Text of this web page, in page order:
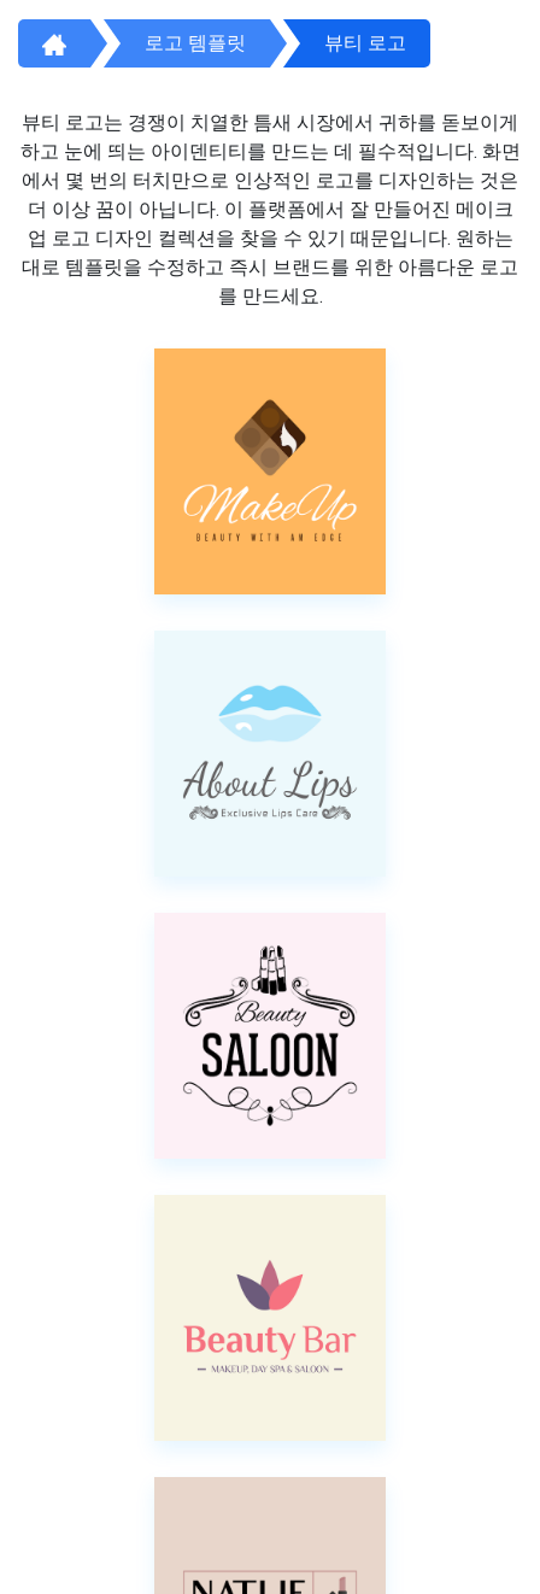
로고 템플릿 뷰티 로고
뷰티 로고는 경쟁이 치열한 틈새 시장에서 귀하를 돋보이게
하고 눈에 띄는 아이덴티티를 만드는 데 필수적입니다. 화면
에서 몇 번의 터치만으로 인상적인 로고를 디자인하는 것은
더 이상 꿈이 아닙니다. 이 플랫폼에서 잘 만들어진 메이크
업 로고 디자인 컬렉션을 찾을 수 있기 때문입니다. 원하는
대로 템플릿을 수정하고 즉시 브랜드를 위한 아름다운 로고
를 만드세요.